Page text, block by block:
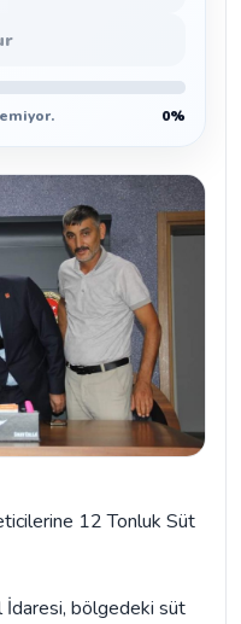
0%
12 Tonluk Süt
İdaresi, bölgedeki süt